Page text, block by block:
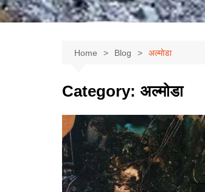
Home Blog अल्मोडा
Category: अल्मोडा